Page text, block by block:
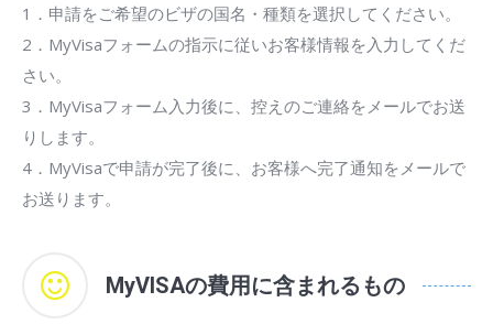
1．申請をご希望のビザの国名・種類を選択してください。
2．MyVisaフォームの指示に従いお客様情報を入力してくだ
さい。
3．MyVisaフォーム入力後に、控えのご連絡をメールでお送
りします。
4．MyVisaで申請が完了後に、お客様へ完了通知をメールで
お送ります。
MyVISAの費用に含まれるもの